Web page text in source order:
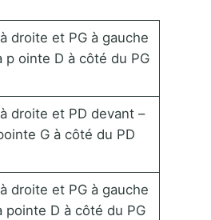
droite et PG à gauche
p ointe D à côté du PG
droite et PD devant –
G à côté du PD
droite et PG à gauche
pointe D à côté du PG